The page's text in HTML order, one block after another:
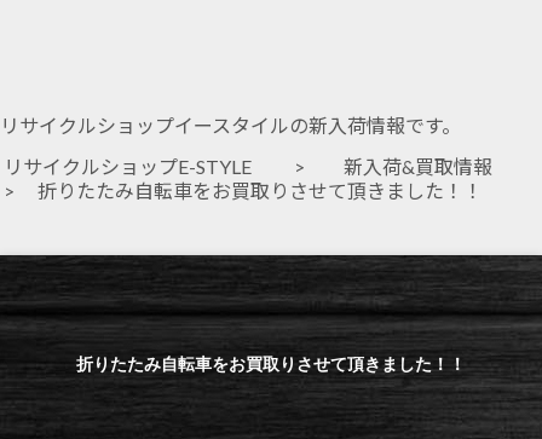
リサイクルショップイースタイルの新入荷情報です。
リサイクルショップE-STYLE
> 新入荷&買取情報
> 折りたたみ自転車をお買取りさせて頂きました！！
折りたたみ自転車をお買取りさせて頂きました！！